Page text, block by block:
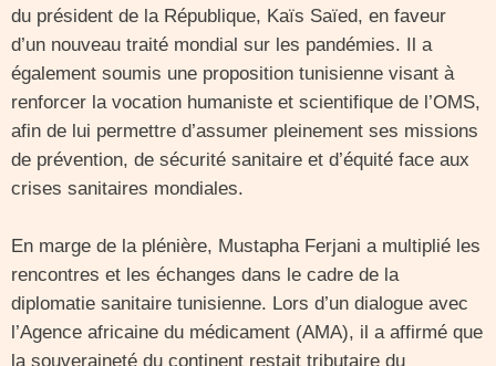
du président de la République, Kaïs Saïed, en faveur
d’un nouveau traité mondial sur les pandémies. Il a
également soumis une proposition tunisienne visant à
renforcer la vocation humaniste et scientifique de l’OMS,
afin de lui permettre d’assumer pleinement ses missions
de prévention, de sécurité sanitaire et d’équité face aux
crises sanitaires mondiales.
En marge de la plénière, Mustapha Ferjani a multiplié les
rencontres et les échanges dans le cadre de la
diplomatie sanitaire tunisienne. Lors d’un dialogue avec
l’Agence africaine du médicament (AMA), il a affirmé que
la souveraineté du continent restait tributaire du